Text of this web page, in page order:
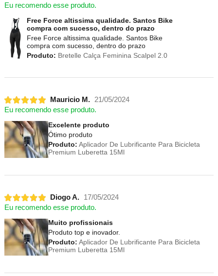
Eu recomendo esse produto.
Free Force altissima qualidade. Santos Bike
compra com sucesso, dentro do prazo
Free Force altissima qualidade. Santos Bike
compra com sucesso, dentro do prazo
Produto: Bretelle Calça Feminina Scalpel 2.0
Mauricio M. 21/05/2024
Eu recomendo esse produto.
Excelente produto
Ótimo produto
Produto: Aplicador De Lubrificante Para Bicicleta
Premium Luberetta 15Ml
Diogo A.
17/05/2024
Eu recomendo esse produto.
Muito profissionais
Produto top e inovador.
Produto: Aplicador De Lubrificante Para Bicicleta
Premium Luberetta 15Ml